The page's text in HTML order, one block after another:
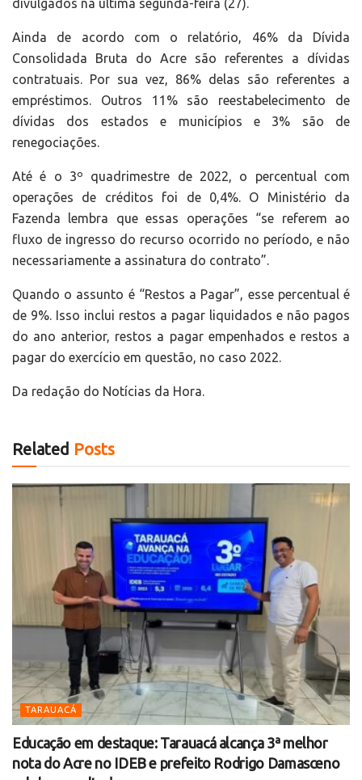
divulgados na última segunda-feira (27).
Ainda de acordo com o relatório, 46% da Dívida
Consolidada Bruta do Acre são referentes a dívidas
contratuais. Por sua vez, 86% delas são referentes a
empréstimos. Outros 11% são reestabelecimento de
dívidas dos estados e municípios e 3% são de
renegociações.
Até é o 3º quadrimestre de 2022, o percentual com
operações de créditos foi de 0,4%. O Ministério da
Fazenda lembra que essas operações “se referem ao
fluxo de ingresso do recurso ocorrido no período, e não
necessariamente a assinatura do contrato”.
Quando o assunto é “Restos a Pagar”, esse percentual é
de 9%. Isso inclui restos a pagar liquidados e não pagos
do ano anterior, restos a pagar empenhados e restos a
pagar do exercício em questão, no caso 2022.
Da redação do Notícias da Hora.
Related Posts
TARAUACÁ
Educação em destaque: Tarauacá alcança 3ª melhor
nota do Acre no IDEB e prefeito Rodrigo Damasceno